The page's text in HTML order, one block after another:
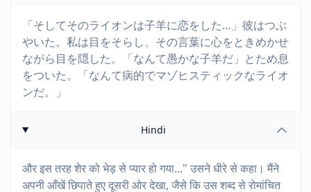
「そしてそのライオンは子羊に恋をした…」彼はつぶ
やいた。私は目をそらし、その言葉に心をときめかせ
ながら目を隠した。「なんて愚かな子羊だ」とため息
をついた。「なんて病的でマゾヒスティックなライオ
ンだ。」
Hindi
और इस तरह शेर को भेड़ से प्यार हो गया..." उसने धीरे से कहा। मैंने
अपनी आँखें छिपाते हुए दूसरी ओर देखा, जैसे कि उस शब्द से रोमांचित